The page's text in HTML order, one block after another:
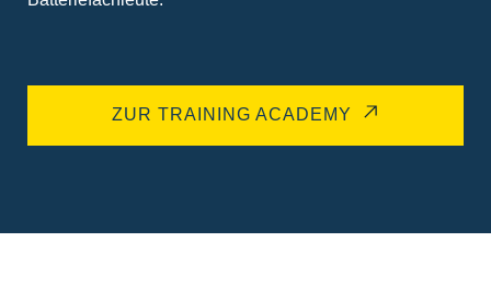
ZUR TRAINING ACADEMY